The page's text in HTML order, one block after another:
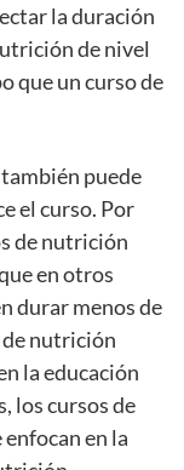
la duración
de nivel
que un curso de
puede
el curso. Por
de nutrición
en otros
durar menos de
de nutrición
la educación
los cursos de
en la